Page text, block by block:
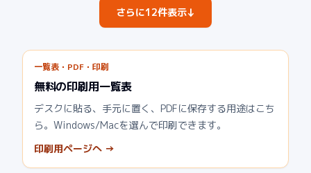
さらに12件表示↓
一覧表・PDF・印刷
無料の印刷用一覧表
デスクに貼る、手元に置く、PDFに保存する用途はこち
ら。Windows/Macを選んで印刷できます。
印刷用ページへ →